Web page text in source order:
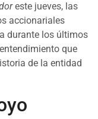
este jueves, las
accionariales
durante los últimos
que
de la entidad